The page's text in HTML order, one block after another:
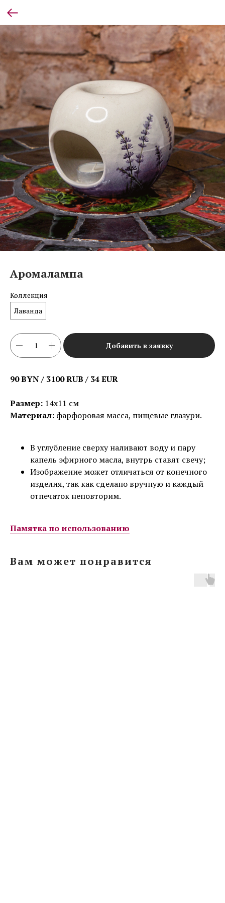
Аромалампа
Коллекция
Лаванда
Добавить в заявку
90 BYN / 3100 RUB / 34 EUR
Размер: 14х11 см
Материал: фарфоровая масса, пищевые глазури.
В углубление сверху наливают воду и пару
капель эфирного масла, внутрь ставят свечу;
Изображение может отличаться от конечного
изделия, так как сделано вручную и каждый
отпечаток неповторим.
Памятка по использованию
Вам может понравится